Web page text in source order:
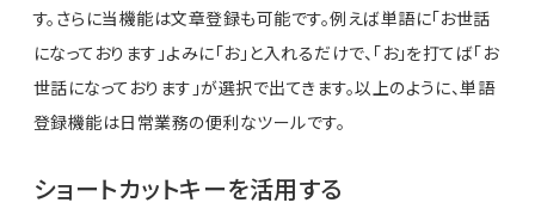
す。さらに当機能は文章登録も可能です。例えば単語に「お世話
になっております」よみに「お」と入れるだけで、「お」を打てば「お
世話になっております」が選択で出てきます。以上のように、単語
登録機能は日常業務の便利なツールです。
ショートカットキーを活用する